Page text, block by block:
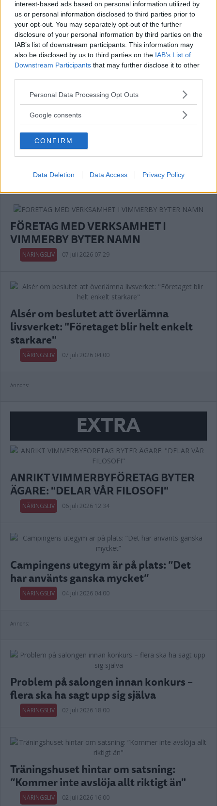
interest-based ads based on personal information utilized by
us or personal information disclosed to third parties prior to
your opt-out. You may separately opt-out of the further
disclosure of your personal information by third parties on the
IAB’s list of downstream participants. This information may
also be disclosed by us to third parties on the IAB’s List of
Downstream Participants that may further disclose it to other
Please note that this website/app uses one or more Google
not limited to your visit or usage behaviour. You may click to
use your data for below specified purposes in below Google
consent section.
Personal Data Processing Opt Outs
Google consents
CONFIRM
Data Deletion Data Access Privacy Policy
34-åring startar nytt företag i
Vimmerby
10 juli 2026 06.55
Återbruksbutiken i centrala Vimmerby
stänger: ”Varit tuffa månader”
NÄRINGSLIV 08 juli 2026 18.00
FÖRETAG MED VERKSAMHET I
VIMMERBY BYTER NAMN
NÄRINGSLIV 07 juli 2026 07.29
Alsér om beslutet att överlämna
livsverket: "Företaget blir helt enkelt
starkare"
NÄRINGSLIV 07 juli 2026 04.00
Annons:
EXTRA
ANRIKT VIMMERBYFÖRETAG BYTER
ÄGARE: "DELAR VÅR FILOSOFI"
NÄRINGSLIV 06 juli 2026 12.34
Campingens utegym är på plats: ”Det
har använts ganska mycket”
NÄRINGSLIV 04 juli 2026 04.00
Annons:
Problem på salongen innan konkurs –
flera ska ha sagt upp sig själva
NÄRINGSLIV 02 juli 2026 18.00
Träningshuset hintar om satsning:
”Kommer inte avslöja allt riktigt än"
NÄRINGSLIV 02 juli 2026 16.00